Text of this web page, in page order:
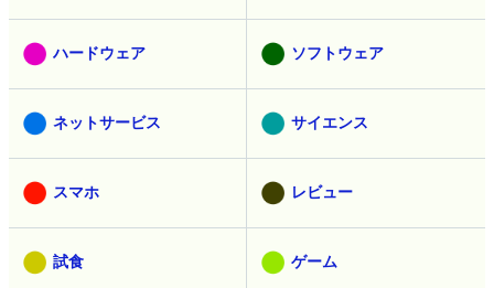
ハードウェア ソフトウェア
ネットサービス サイエンス
スマホ レビュー
試食 ゲーム